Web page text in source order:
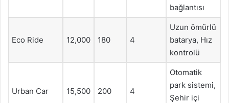
bağlantısı
Eco Ride 12,000 180 4
Uzun ömürlü
batarya, Hız
kontrolü
Urban Car 15,500 200 4
Otomatik
park sistemi,
Şehir içi